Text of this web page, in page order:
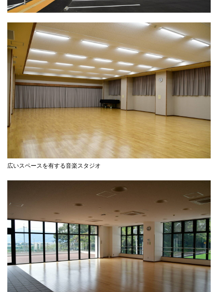
広いスペースを有する音楽スタジオ